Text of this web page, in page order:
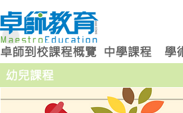
卓師到校課程概覽 中學課程 學
幼兒課程